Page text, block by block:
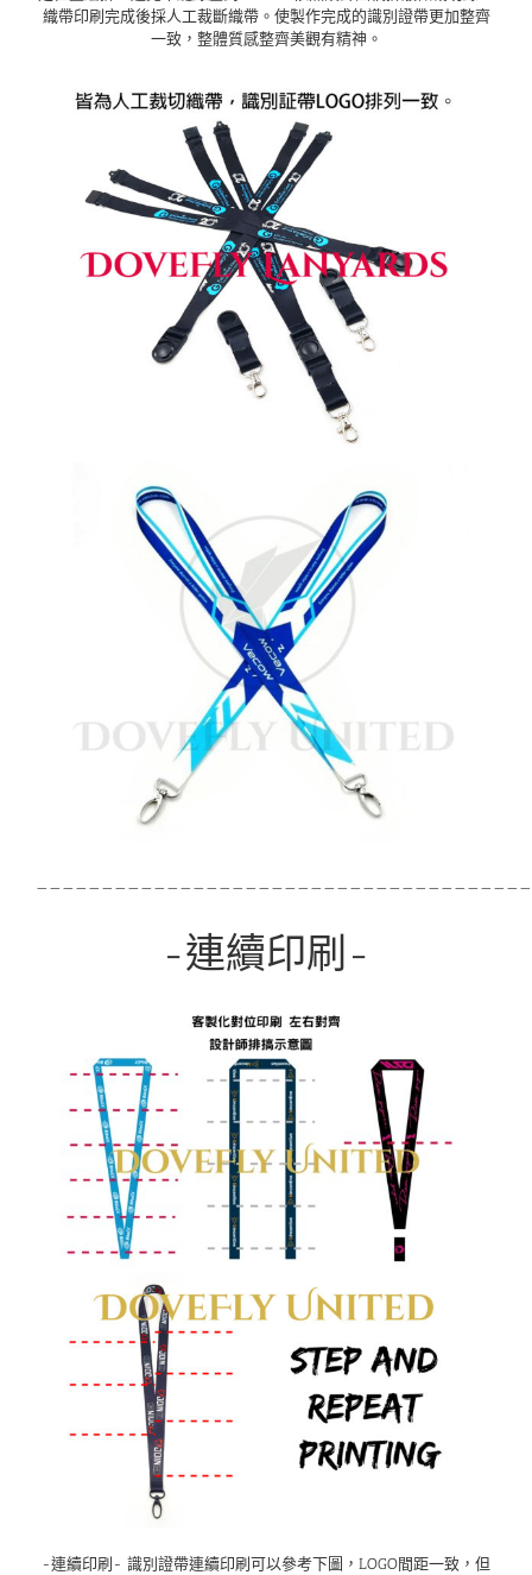
織帶印刷完成後採人工裁斷織帶。使製作完成的識別證帶更加整齊
一致，整體質感整齊美觀有精神。
-連續印刷-
-連續印刷- 識別證帶連續印刷可以參考下圖，LOGO間距一致，但